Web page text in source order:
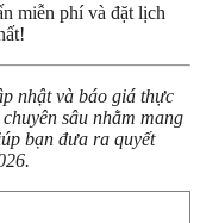
miễn phí và đặt lịch
nhật và báo giá thực
sâu nhằm mang
bạn đưa ra quyết